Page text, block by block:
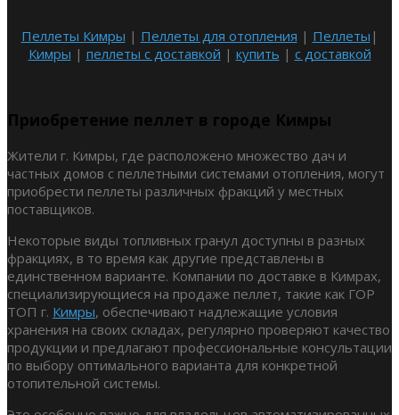
Пеллеты Кимры | Пеллеты для отопления | Пеллеты |
Кимры | пеллеты с доставкой | купить | с доставкой
Приобретение пеллет в городе Кимры
Жители г. Кимры, где расположено множество дач и
частных домов с пеллетными системами отопления, могут
приобрести пеллеты различных фракций у местных
поставщиков.
Некоторые виды топливных гранул доступны в разных
фракциях, в то время как другие представлены в
единственном варианте. Компании по доставке в Кимрах,
специализирующиеся на продаже пеллет, такие как ГОР
ТОП г. Кимры, обеспечивают надлежащие условия
хранения на своих складах, регулярно проверяют качество
продукции и предлагают профессиональные консультации
по выбору оптимального варианта для конкретной
отопительной системы.